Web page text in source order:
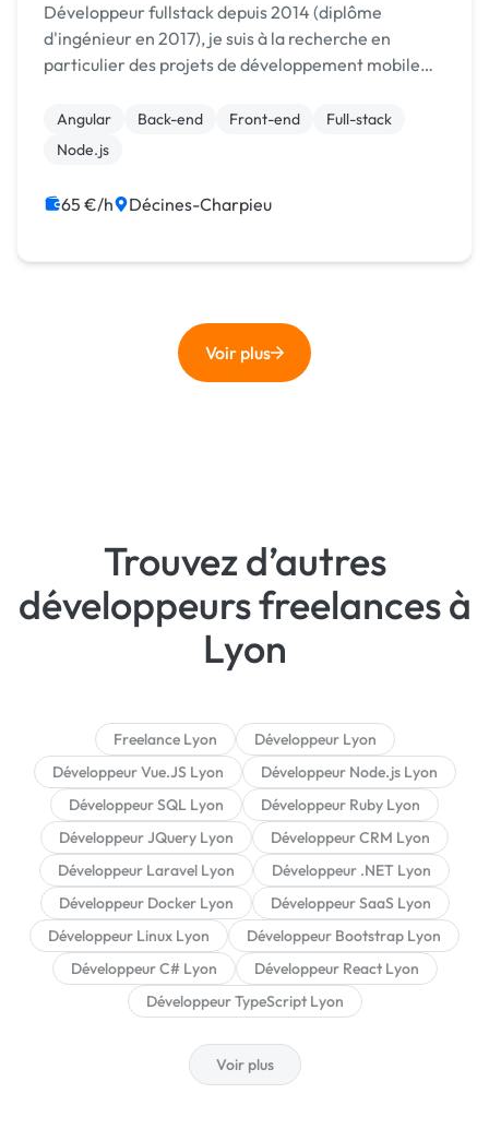
Développeur fullstack depuis 2014 (diplôme
d'ingénieur en 2017), je suis à la recherche en
particulier des projets de développement mobile
conception et le développement de projets
fullstacks ...
Angular Back-end Front-end
Full-stack
Node.js
65 €/h Décines-Charpieu
Voir plus
Trouvez d’autres
développeurs freelances à
Lyon
Freelance Lyon
Développeur Lyon
Développeur Vue.JS Lyon
Développeur Node.js Lyon
Développeur SQL Lyon
Développeur Ruby Lyon
Développeur JQuery Lyon
Développeur CRM Lyon
Développeur Laravel Lyon
Développeur .NET Lyon
Développeur Docker Lyon
Développeur SaaS Lyon
Développeur Linux Lyon
Développeur Bootstrap Lyon
Développeur C# Lyon
Développeur React Lyon
Développeur TypeScript Lyon
Voir plus